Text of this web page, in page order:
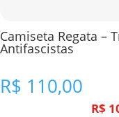
Camiseta Regata –
Antifascistas
R$ 110,00
R$